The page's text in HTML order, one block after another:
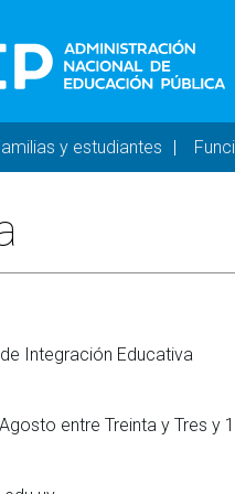
principal -
y estudiantes
Integración Educativa
entre Treinta y Tres y